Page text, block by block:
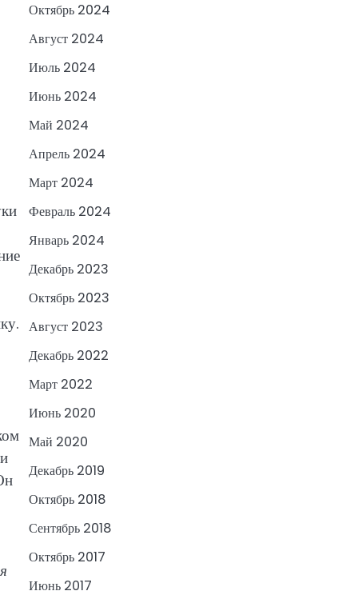
Октябрь 2024
Август 2024
Июль 2024
Июнь 2024
Май 2024
Апрель 2024
Март 2024
Февраль 2024
Январь 2024
Декабрь 2023
Октябрь 2023
Август 2023
Декабрь 2022
Март 2022
Июнь 2020
Май 2020
Декабрь 2019
Октябрь 2018
Сентябрь 2018
Октябрь 2017
Июнь 2017